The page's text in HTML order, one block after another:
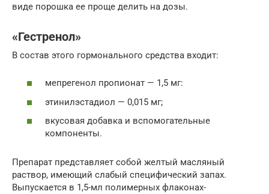
виде порошка ее проще делить на дозы.
«Гестренол»
В состав этого гормонального средства входит:
мепрегенол пропионат — 1,5 мг:
этинилэстадиол — 0,015 мг;
вкусовая добавка и вспомогательные
компоненты.
Препарат представляет собой желтый масляный
раствор, имеющий слабый специфический запах.
Выпускается в 1,5-мл полимерных флаконах-